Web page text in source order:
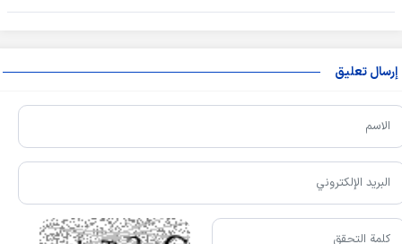
إرسال تعليق